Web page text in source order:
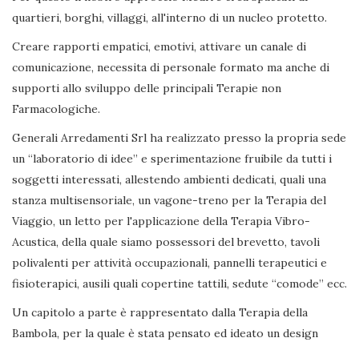
quartieri, borghi, villaggi, all'interno di un nucleo protetto.
Creare rapporti empatici, emotivi, attivare un canale di
comunicazione, necessita di personale formato ma anche di
supporti allo sviluppo delle principali Terapie non
Farmacologiche.
Generali Arredamenti Srl ha realizzato presso la propria sede
un “laboratorio di idee” e sperimentazione fruibile da tutti i
soggetti interessati, allestendo ambienti dedicati, quali una
stanza multisensoriale, un vagone-treno per la Terapia del
Viaggio, un letto per l'applicazione della Terapia Vibro-
Acustica, della quale siamo possessori del brevetto, tavoli
polivalenti per attività occupazionali, pannelli terapeutici e
fisioterapici, ausili quali copertine tattili, sedute “comode” ecc.
Un capitolo a parte è rappresentato dalla Terapia della
Bambola, per la quale è stata pensato ed ideato un design